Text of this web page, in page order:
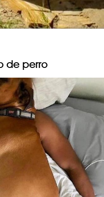
de perro